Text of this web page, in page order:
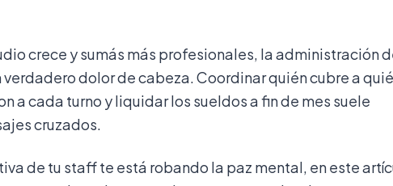
crece y sumás más profesionales, la administración
dolor de cabeza. Coordinar quién cubre a
a cada turno y liquidar los sueldos a fin de mes suele
cruzados.
de tu staff te está robando la paz mental, en este